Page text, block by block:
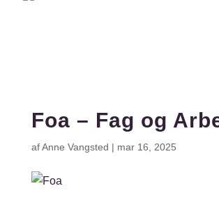
Foa – Fag og
afAnne Vangsted | mar 16, 2025